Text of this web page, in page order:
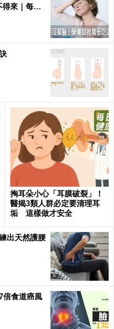
來｜每日
掏耳朵小心「耳膜破裂」！
醫揭3類人群必定要清理耳
垢 這樣做才安全
出天然護腰
倍食道癌風